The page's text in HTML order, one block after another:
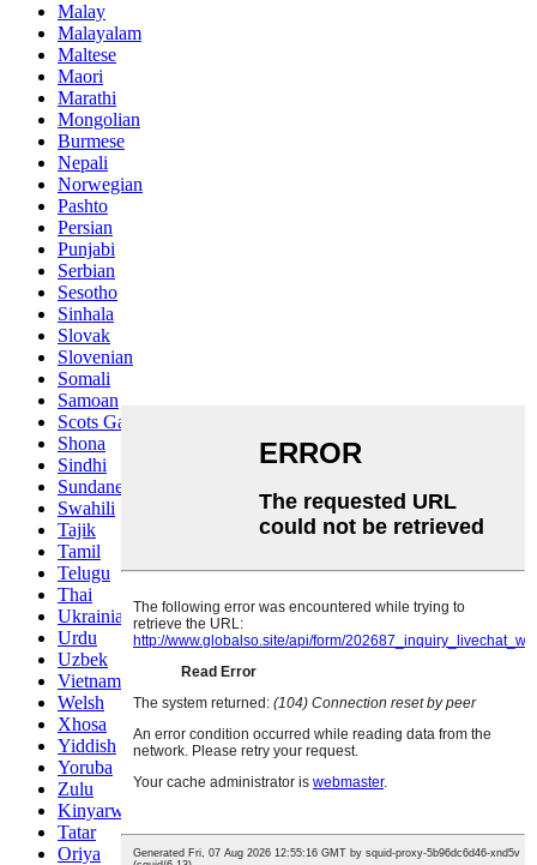
Malay
Malayalam
Maltese
Maori
Marathi
Mongolian
Burmese
Nepali
Norwegian
Pashto
Persian
Punjabi
Serbian
Sesotho
Sinhala
Slovak
Slovenian
Somali
Samoan
Scots Gaelic
Shona
Sindhi
Sundanese
Swahili
Tajik
Tamil
Telugu
Thai
Ukrainian
Urdu
Uzbek
Vietnamese
Welsh
Xhosa
Yiddish
Yoruba
Zulu
Kinyarwanda
Tatar
Oriya